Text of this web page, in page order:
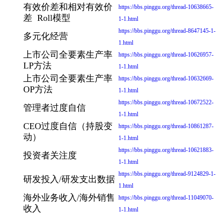
有效价差和相对有效价
差 Roll模型
https://bbs.pinggu.org/thread-10638665-
1-1.html
多元化经营
https://bbs.pinggu.org/thread-8647145-1-
1.html
上市公司全要素生产率
LP方法
https://bbs.pinggu.org/thread-10626957-
1-1.html
上市公司全要素生产率
OP方法
https://bbs.pinggu.org/thread-10632669-
1-1.html
管理者过度自信
https://bbs.pinggu.org/thread-10672522-
1-1.html
CEO过度自信（持股变
动）
https://bbs.pinggu.org/thread-10861287-
1-1.html
投资者关注度
https://bbs.pinggu.org/thread-10621883-
1-1.html
研发投入/研发支出数据
https://bbs.pinggu.org/thread-9124829-1-
1.html
海外业务收入/海外销售
收入
https://bbs.pinggu.org/thread-11049070-
1-1.html